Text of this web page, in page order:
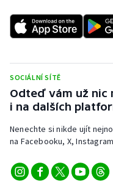
Sportovní střelba
Stolní tenis
Triatlon
Veslování
Volejbal
SOCIÁLNÍ SÍTĚ
Odteď vám už nic
i na dalších
Nenechte si nikde ujít
na Facebooku, X,